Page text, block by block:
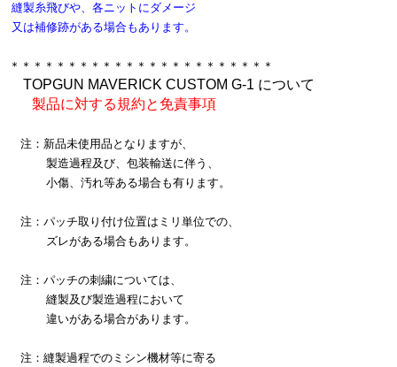
縫製糸飛びや、各ニットにダメージ
又は補修跡がある場合もあります。
＊＊＊＊＊＊＊＊＊＊＊＊＊＊＊＊＊＊＊＊＊＊＊
TOPGUN MAVERICK CUSTOM G-1 について
製品に対する規約と免責事項
注：新品未使用品となりますが、
製造過程及び、包装輸送に伴う、
小傷、汚れ等ある場合も有ります。
注：パッチ取り付け位置はミリ単位での、
ズレがある場合もあります。
注：パッチの刺繍については、
縫製及び製造過程において
違いがある場合があります。
注：縫製過程でのミシン機材等に寄る